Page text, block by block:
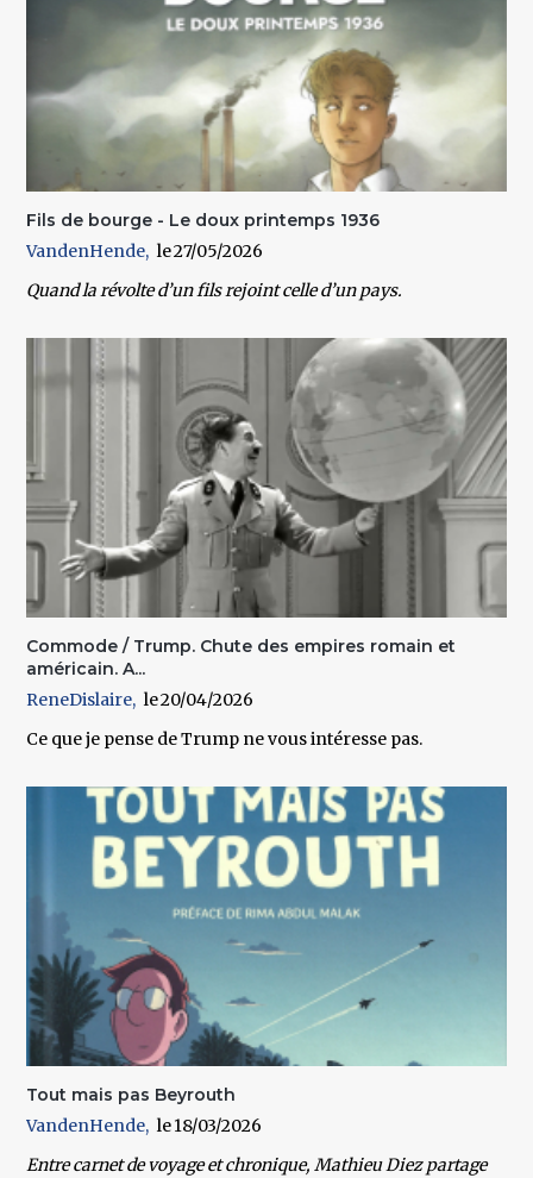
Fils de bourge - Le doux printemps 1936
VandenHende
27/05/2026
Quand la révolte d’un fils rejoint celle d’un pays.
Commode / Trump. Chute des empires romain et
américain. A...
ReneDislaire
20/04/2026
Ce que je pense de Trump ne vous intéresse pas.
Tout mais pas Beyrouth
VandenHende
18/03/2026
Entre carnet de voyage et chronique, Mathieu Diez partage